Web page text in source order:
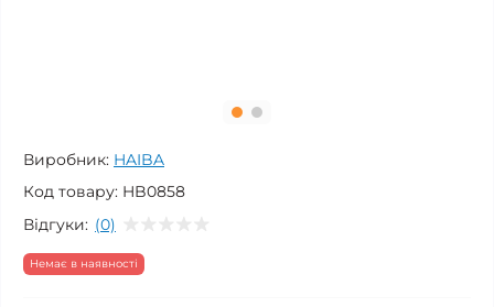
Виробник: HAIBA
Код товару: HB0858
Відгуки: (0)
Немає в наявності